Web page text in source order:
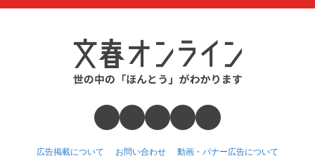
広告掲載について お問い合わせ 動画・バナー広告について